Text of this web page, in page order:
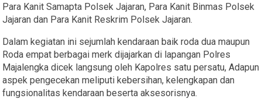
Para Kanit Samapta Polsek Jajaran, Para Kanit Binmas Polsek
Jajaran dan Para Kanit Reskrim Polsek Jajaran.
Dalam kegiatan ini sejumlah kendaraan baik roda dua maupun
Roda empat berbagai merk dijajarkan di lapangan Polres
Majalengka dicek langsung oleh Kapolres satu persatu, Adapun
aspek pengecekan meliputi kebersihan, kelengkapan dan
fungsionalitas kendaraan beserta aksesorisnya.